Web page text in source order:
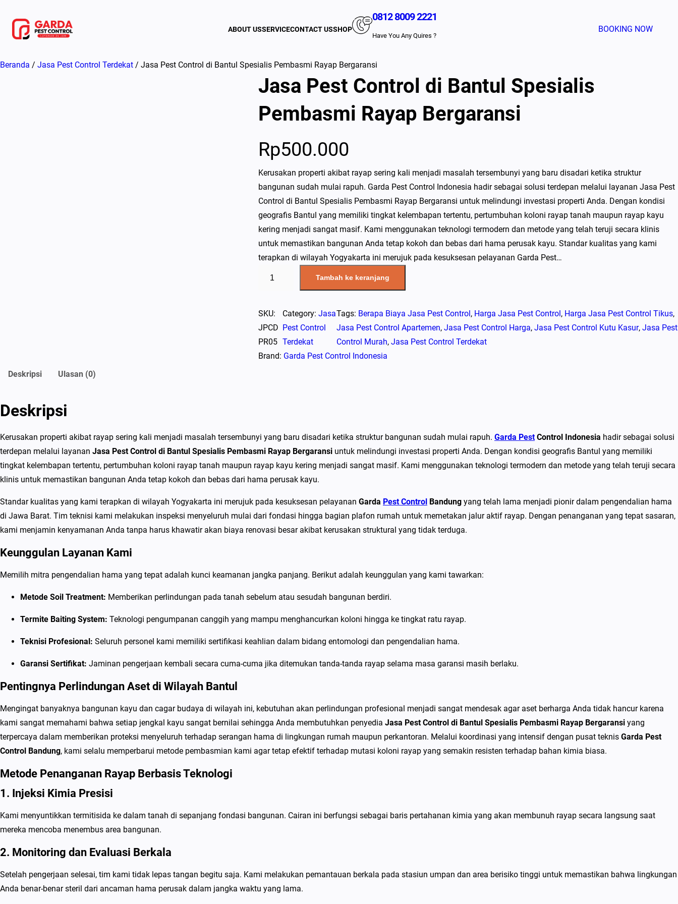
konten
ABOUT USSERVICECONTACT USSHOP
0812 8009 2221
Have You Any Quires ?
BOOKING NOW
Beranda / Jasa Pest Control Terdekat / Jasa Pest Control di Bantul Spesialis Pembasmi Rayap Bergaransi
Jasa Pest Control di Bantul Spesialis
Pembasmi Rayap Bergaransi
Rp500.000
Kerusakan properti akibat rayap sering kali menjadi masalah tersembunyi yang baru disadari ketika struktur
bangunan sudah mulai rapuh. Garda Pest Control Indonesia hadir sebagai solusi terdepan melalui layanan Jasa Pest
Control di Bantul Spesialis Pembasmi Rayap Bergaransi untuk melindungi investasi properti Anda. Dengan kondisi
geografis Bantul yang memiliki tingkat kelembapan tertentu, pertumbuhan koloni rayap tanah maupun rayap kayu
kering menjadi sangat masif. Kami menggunakan teknologi termodern dan metode yang telah teruji secara klinis
untuk memastikan bangunan Anda tetap kokoh dan bebas dari hama perusak kayu. Standar kualitas yang kami
terapkan di wilayah Yogyakarta ini merujuk pada kesuksesan pelayanan Garda Pest…
n
t
i
t
a
P
e
s
l
i
B
n
l
S
p
e
m
b
Tambah ke keranjang
SKU:
JPCD
PR05
Category: Jasa
Pest Control
Terdekat
Tags: Berapa Biaya Jasa Pest Control, Harga Jasa Pest Control, Harga Jasa Pest Control Tikus,
Jasa Pest Control Apartemen, Jasa Pest Control Harga, Jasa Pest Control Kutu Kasur, Jasa Pest
Control Murah, Jasa Pest Control Terdekat
Brand: Garda Pest Control Indonesia
Deskripsi
Ulasan (0)
Deskripsi
Kerusakan properti akibat rayap sering kali menjadi masalah tersembunyi yang baru disadari ketika struktur bangunan sudah mulai rapuh. Garda PestControl Indonesia hadir sebagai solusi
terdepan melalui layanan Jasa Pest Control di Bantul Spesialis Pembasmi Rayap Bergaransi untuk melindungi investasi properti Anda. Dengan kondisi geografis Bantul yang memiliki
tingkat kelembapan tertentu, pertumbuhan koloni rayap tanah maupun rayap kayu kering menjadi sangat masif. Kami menggunakan teknologi termodern dan metode yang telah teruji secara
klinis untuk memastikan bangunan Anda tetap kokoh dan bebas dari hama perusak kayu.
Standar kualitas yang kami terapkan di wilayah Yogyakarta ini merujuk pada kesuksesan pelayanan Garda Pest Control Bandung yang telah lama menjadi pionir dalam pengendalian hama
di Jawa Barat. Tim teknisi kami melakukan inspeksi menyeluruh mulai dari fondasi hingga bagian plafon rumah untuk memetakan jalur aktif rayap. Dengan penanganan yang tepat sasaran,
kami menjamin kenyamanan Anda tanpa harus khawatir akan biaya renovasi besar akibat kerusakan struktural yang tidak terduga.
Keunggulan Layanan Kami
Memilih mitra pengendalian hama yang tepat adalah kunci keamanan jangka panjang. Berikut adalah keunggulan yang kami tawarkan:
Metode Soil Treatment: Memberikan perlindungan pada tanah sebelum atau sesudah bangunan berdiri.
Termite Baiting System: Teknologi pengumpanan canggih yang mampu menghancurkan koloni hingga ke tingkat ratu rayap.
Teknisi Profesional: Seluruh personel kami memiliki sertifikasi keahlian dalam bidang entomologi dan pengendalian hama.
Garansi Sertifikat: Jaminan pengerjaan kembali secara cuma-cuma jika ditemukan tanda-tanda rayap selama masa garansi masih berlaku.
Pentingnya Perlindungan Aset di Wilayah Bantul
Mengingat banyaknya bangunan kayu dan cagar budaya di wilayah ini, kebutuhan akan perlindungan profesional menjadi sangat mendesak agar aset berharga Anda tidak hancur karena
kami sangat memahami bahwa setiap jengkal kayu sangat bernilai sehingga Anda membutuhkan penyedia Jasa Pest Control di Bantul Spesialis Pembasmi Rayap Bergaransi yang
terpercaya dalam memberikan proteksi menyeluruh terhadap serangan hama di lingkungan rumah maupun perkantoran. Melalui koordinasi yang intensif dengan pusat teknis Garda Pest
Control Bandung, kami selalu memperbarui metode pembasmian kami agar tetap efektif terhadap mutasi koloni rayap yang semakin resisten terhadap bahan kimia biasa.
Metode Penanganan Rayap Berbasis Teknologi
1. Injeksi Kimia Presisi
Kami menyuntikkan termitisida ke dalam tanah di sepanjang fondasi bangunan. Cairan ini berfungsi sebagai baris pertahanan kimia yang akan membunuh rayap secara langsung saat
mereka mencoba menembus area bangunan.
2. Monitoring dan Evaluasi Berkala
Setelah pengerjaan selesai, tim kami tidak lepas tangan begitu saja. Kami melakukan pemantauan berkala pada stasiun umpan dan area berisiko tinggi untuk memastikan bahwa lingkungan
Anda benar-benar steril dari ancaman hama perusak dalam jangka waktu yang lama.